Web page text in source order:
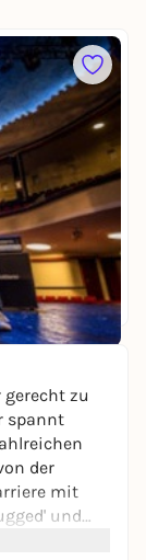
zu
spannt
der
mit
und